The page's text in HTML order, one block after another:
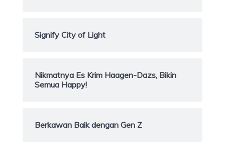
Signify City of Light
Nikmatnya Es Krim Haagen-Dazs, Bikin
Semua Happy!
Berkawan Baik dengan Gen Z